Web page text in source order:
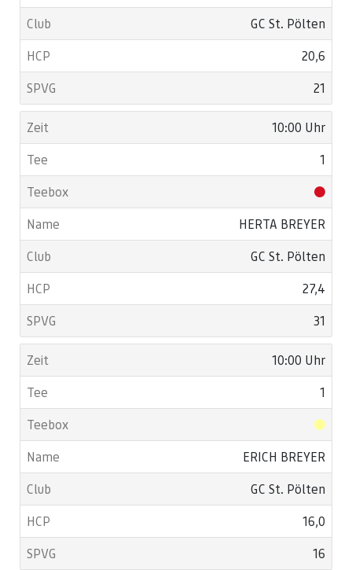
GC St. Pölten
20,6
21
10:00 Uhr
1
HERTA BREYER
GC St. Pölten
27,4
31
10:00 Uhr
1
ERICH BREYER
GC St. Pölten
16,0
16